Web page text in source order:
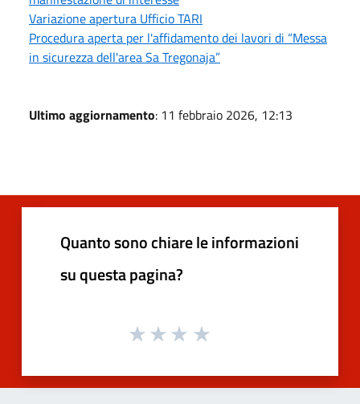
Variazione apertura Ufficio TARI
Procedura aperta per l'affidamento dei lavori di “Messa
in sicurezza dell'area Sa Tregonaja”
Ultimo aggiornamento: 11 febbraio 2026, 12:13
Quanto sono chiare le informazioni
su questa pagina?